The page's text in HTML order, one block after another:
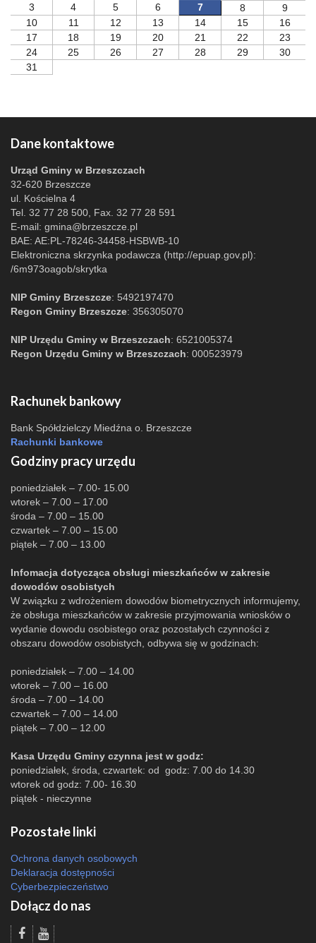
3
4 5 6 7 8
9
10
11 12 13 14 15
16
17
18 19 20 21 22
23
24
25 26 27 28 29
30
31
Dane kontaktowe
Urząd Gminy w Brzeszczach
32-620 Brzeszcze
ul. Kościelna 4
Tel. 32 77 28 500, Fax. 32 77 28 591
E-mail: gmina@brzeszcze.pl
BAE: AE:PL-78246-34458-HSBWB-10
Elektroniczna skrzynka podawcza (http://epuap.gov.pl):
/6m973oagob/skrytka
NIP Gminy Brzeszcze: 5492197470
Regon Gminy Brzeszcze: 356305070
NIP Urzędu Gminy w Brzeszczach: 6521005374
Regon Urzędu Gminy w Brzeszczach: 000523979
Rachunek bankowy
Bank Spółdzielczy Miedźna o. Brzeszcze
Rachunki bankowe
Godziny pracy urzędu
poniedziałek – 7.00- 15.00
wtorek – 7.00 – 17.00
środa – 7.00 – 15.00
czwartek – 7.00 – 15.00
piątek – 7.00 – 13.00
Infomacja dotycząca obsługi mieszkańców w zakresie
dowodów osobistych
W związku z wdrożeniem dowodów biometrycznych informujemy,
że obsługa mieszkańców w zakresie przyjmowania wniosków o
wydanie dowodu osobistego oraz pozostałych czynności z
obszaru dowodów osobistych, odbywa się w godzinach:
poniedziałek – 7.00 – 14.00
wtorek – 7.00 – 16.00
środa – 7.00 – 14.00
czwartek – 7.00 – 14.00
piątek – 7.00 – 12.00
Kasa Urzędu Gminy czynna jest w godz:
poniedziałek, środa, czwartek: od godz: 7.00 do 14.30
wtorek od godz: 7.00- 16.30
piątek - nieczynne
Pozostałe linki
Ochrona danych osobowych
Deklaracja dostępności
Cyberbezpieczeństwo
Dołącz do nas